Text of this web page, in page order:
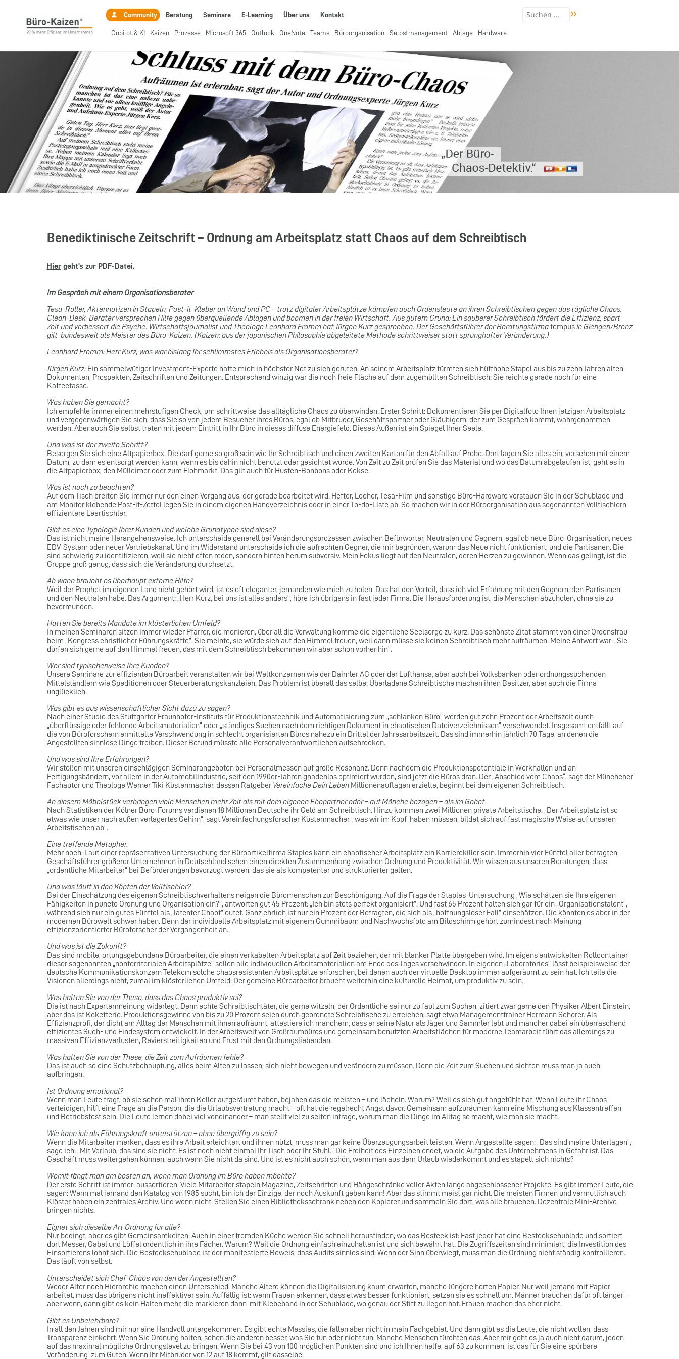
Community Beratung Seminare E-Learning Über uns Kontakt
Copilot & KI Kaizen Prozesse Microsoft 365 Outlook OneNote Teams Büroorganisation Selbstmanagement Ablage Hardware
Benediktinische Zeitschrift – Ordnung am Arbeitsplatz statt Chaos auf dem Schreibtisch
Hiergeht’s zur PDF-Datei.
Im Gespräch mit einem Organisationsberater
Tesa-Roller, Aktennotizen in Stapeln, Post-it-Kleber an Wand und PC – trotz digitaler Arbeitsplätze kämpfen auch Ordensleute an ihren Schreibtischen gegen das tägliche Chaos.
Clean-Desk-Berater versprechen Hilfe gegen überquellende Ablagen und boomen in der freien Wirtschaft. Aus gutem Grund: Ein sauberer Schreibtisch fördert die Effizienz, spart
Zeit und verbessert die Psyche. Wirtschaftsjournalist und Theologe Leonhard Fromm hat Jürgen Kurz gesprochen. Der Geschäftsführer der Beratungsfirmatempusin Giengen/Brenz
gilt bundesweit als Meister des Büro-Kaizen. (Kaizen: aus der japanischen Philosophie abgeleitete Methode schrittweiser statt sprunghafter Veränderung.)
Leonhard Fromm: Herr Kurz, was war bislang Ihr schlimmstes Erlebnis als Organisationsberater?
Jürgen Kurz: Ein sammelwütiger Investment-Experte hatte mich in höchster Not zu sich gerufen. An seinem Arbeitsplatz türmten sich hüfthohe Stapel aus bis zu zehn Jahren alten
Dokumenten, Prospekten, Zeitschriften und Zeitungen. Entsprechend winzig war die noch freie Fläche auf dem zugemüllten Schreibtisch: Sie reichte gerade noch für eine
Kaffeetasse.
Was haben Sie gemacht?
Ich empfehle immer einen mehrstufigen Check, um schrittweise das alltägliche Chaos zu überwinden. Erster Schritt: Dokumentieren Sie per Digitalfoto Ihren jetzigen Arbeitsplatz
und vergegenwärtigen Sie sich, dass Sie so von jedem Besucher ihres Büros, egal ob Mitbruder, Geschäftspartner oder Gläubigem, der zum Gespräch kommt, wahrgenommen
werden. Aber auch Sie selbst treten mit jedem Eintritt in Ihr Büro in dieses diffuse Energiefeld. Dieses Außen ist ein Spiegel Ihrer Seele.
Und was ist der zweite Schritt?
Besorgen Sie sich eine Altpapierbox. Die darf gerne so groß sein wie Ihr Schreibtisch und einen zweiten Karton für den Abfall auf Probe. Dort lagern Sie alles ein, versehen mit einem
Datum, zu dem es entsorgt werden kann, wenn es bis dahin nicht benutzt oder gesichtet wurde. Von Zeit zu Zeit prüfen Sie das Material und wo das Datum abgelaufen ist, geht es in
die Altpapierbox, den Mülleimer oder zum Flohmarkt. Das gilt auch für Husten-Bonbons oder Kekse.
Was ist noch zu beachten?
Auf dem Tisch breiten Sie immer nur den einen Vorgang aus, der gerade bearbeitet wird. Hefter, Locher, Tesa-Film und sonstige Büro-Hardware verstauen Sie in der Schublade und
am Monitor klebende Post-it-Zettel legen Sie in einem eigenen Handverzeichnis oder in einer To-do-Liste ab. So machen wir in der Büroorganisation aus sogenannten Volltischlern
effizientere Leertischler.
Gibt es eine Typologie Ihrer Kunden und welche Grundtypen sind diese?
Das ist nicht meine Herangehensweise. Ich unterscheide generell bei Veränderungsprozessen zwischen Befürworter, Neutralen und Gegnern, egal ob neue Büro-Organisation, neues
EDV-System oder neuer Vertriebskanal. Und im Widerstand unterscheide ich die aufrechten Gegner, die mir begründen, warum das Neue nicht funktioniert, und die Partisanen. Die
sind schwierig zu identifizieren, weil sie nicht offen reden, sondern hinten herum subversiv. Mein Fokus liegt auf den Neutralen, deren Herzen zu gewinnen. Wenn das gelingt, ist die
Gruppe groß genug, dass sich die Veränderung durchsetzt.
Ab wann braucht es überhaupt externe Hilfe?
Weil der Prophet im eigenen Land nicht gehört wird, ist es oft eleganter, jemanden wie mich zu holen. Das hat den Vorteil, dass ich viel Erfahrung mit den Gegnern, den Partisanen
und den Neutralen habe. Das Argument: „Herr Kurz, bei uns ist alles anders”, höre ich übrigens in fast jeder Firma. Die Herausforderung ist, die Menschen abzuholen, ohne sie zu
bevormunden.
Hatten Sie bereits Mandate im klösterlichen Umfeld?
In meinen Seminaren sitzen immer wieder Pfarrer, die monieren, über all die Verwaltung komme die eigentliche Seelsorge zu kurz. Das schönste Zitat stammt von einer Ordensfrau
beim „Kongress christlicher Führungskräfte”. Sie meinte, sie würde sich auf den Himmel freuen, weil dann müsse sie keinen Schreibtisch mehr aufräumen. Meine Antwort war: „Sie
dürfen sich gerne auf den Himmel freuen, das mit dem Schreibtisch bekommen wir aber schon vorher hin”.
Wer sind typischerweise Ihre Kunden?
Unsere Seminare zur effizienten Büroarbeit veranstalten wir bei Weltkonzernen wie der Daimler AG oder der Lufthansa, aber auch bei Volksbanken oder ordnungssuchenden
Mittelständlern wie Speditionen oder Steuerberatungskanzleien. Das Problem ist überall das selbe: Überladene Schreibtische machen ihren Besitzer, aber auch die Firma
unglücklich.
Was gibt es aus wissenschaftlicher Sicht dazu zu sagen?
Nach einer Studie des Stuttgarter Fraunhofer-Instituts für Produktionstechnik und Automatisierung zum „schlanken Büro” werden gut zehn Prozent der Arbeitszeit durch
„überflüssige oder fehlende Arbeitsmaterialien” oder „ständiges Suchen nach dem richtigen Dokument in chaotischen Dateiverzeichnissen” verschwendet. Insgesamt entfällt auf
die von Büroforschern ermittelte Verschwendung in schlecht organisierten Büros nahezu ein Drittel der Jahresarbeitszeit. Das sind immerhin jährlich 70 Tage, an denen die
Angestellten sinnlose Dinge treiben. Dieser Befund müsste alle Personalverantwortlichen aufschrecken.
Und was sind Ihre Erfahrungen?
Wir stoßen mit unseren einschlägigen Seminarangeboten bei Personalmessen auf große Resonanz. Denn nachdem die Produktionspotentiale in Werkhallen und an
Fertigungsbändern, vor allem in der Automobilindustrie, seit den 1990er-Jahren gnadenlos optimiert wurden, sind jetzt die Büros dran. Der „Abschied vom Chaos“, sagt der Münchener
Fachautor und Theologe Werner Tiki Küstenmacher, dessen Ratgeber Vereinfache Dein LebenMillionenauflagen erzielte, beginnt bei dem eigenen Schreibtisch.
An diesem Möbelstück verbringen viele Menschen mehr Zeit als mit dem eigenen Ehepartner oder – auf Mönche bezogen – als im Gebet.
Nach Statistiken der Kölner Büro-Forums verdienen 18 Millionen Deutsche ihr Geld am Schreibtisch. Hinzu kommen zwei Millionen private Arbeitstische. „Der Arbeitsplatz ist so
etwas wie unser nach außen verlagertes Gehirn”, sagt Vereinfachungsforscher Küstenmacher, „was wir im Kopf haben müssen, bildet sich auf fast magische Weise auf unseren
Arbeitstischen ab”.
Eine treffende Metapher.
Mehr noch: Laut einer repräsentativen Untersuchung der Büroartikelfirma Staples kann ein chaotischer Arbeitsplatz ein Karrierekiller sein. Immerhin vier Fünftel aller befragten
Geschäftsführer größerer Unternehmen in Deutschland sehen einen direkten Zusammenhang zwischen Ordnung und Produktivität. Wir wissen aus unseren Beratungen, dass
„ordentliche Mitarbeiter” bei Beförderungen bevorzugt werden, das sie als kompetenter und strukturierter gelten.
Und was läuft in den Köpfen der Volltischler?
Bei der Einschätzung des eigenen Schreibtischverhaltens neigen die Büromenschen zur Beschönigung. Auf die Frage der Staples-Untersuchung „Wie schätzen sie Ihre eigenen
Fähigkeiten in puncto Ordnung und Organisation ein?”, antworten gut 45 Prozent: „Ich bin stets perfekt organisiert”. Und fast 65 Prozent halten sich gar für ein „Organisationstalent”,
während sich nur ein gutes Fünftel als „latenter Chaot” outet. Ganz ehrlich ist nur ein Prozent der Befragten, die sich als „hoffnungsloser Fall” einschätzen. Die könnten es aber in der
modernen Bürowelt schwer haben. Denn der individuelle Arbeitsplatz mit eigenem Gummibaum und Nachwuchsfoto am Bildschirm gehört zumindest nach Meinung
effizienzorientierter Büroforscher der Vergangenheit an.
Und was ist die Zukunft?
Das sind mobile, ortungsgebundene Büroarbeiter, die einen verkabelten Arbeitsplatz auf Zeit beziehen, der mit blanker Platte übergeben wird. Im eigens entwickelten Rollcontainer
dieser sogenannten „nonterritorialen Arbeitsplätze” sollen alle individuellen Arbeitsmaterialien am Ende des Tages verschwinden. In eigenen „Laboratories” lässt beispielsweise der
deutsche Kommunikationskonzern Telekom solche chaosresistenten Arbeitsplätze erforschen, bei denen auch der virtuelle Desktop immer aufgeräumt zu sein hat. Ich teile die
Visionen allerdings nicht, zumal im klösterlichen Umfeld: Der gemeine Büroarbeiter braucht weiterhin eine kulturelle Heimat, um produktiv zu sein.
Was halten Sie von der These, dass das Chaos produktiv sei?
Die ist nach Expertenmeinung widerlegt. Denn echte Schreibtischtäter, die gerne witzeln, der Ordentliche sei nur zu faul zum Suchen, zitiert zwar gerne den Physiker Albert Einstein,
aber das ist Koketterie. Produktionsgewinne von bis zu 20 Prozent seien durch geordnete Schreibtische zu erreichen, sagt etwa Managementtrainer Hermann Scherer. Als
Effizienzprofi, der dicht am Alltag der Menschen mit ihnen aufräumt, attestiere ich manchem, dass er seine Natur als Jäger und Sammler lebt und mancher dabei ein überraschend
effizientes Such- und Findesystem entwickelt. In der Arbeitswelt von Großraumbüros und gemeinsam benutzten Arbeitsflächen für moderne Teamarbeit führt das allerdings zu
massiven Effizienzverlusten, Revierstreitigkeiten und Frust mit den Ordnungsliebenden.
Was halten Sie von der These, die Zeit zum Aufräumen fehle?
Das ist auch so eine Schutzbehauptung, alles beim Alten zu lassen, sich nicht bewegen und verändern zu müssen. Denn die Zeit zum Suchen und sichten muss man ja auch
aufbringen.
Ist Ordnung emotional?
Wenn man Leute fragt, ob sie schon mal ihren Keller aufgeräumt haben, bejahen das die meisten – und lächeln. Warum? Weil es sich gut angefühlt hat. Wenn Leute ihr Chaos
verteidigen, hilft eine Frage an die Person, die die Urlaubsvertretung macht – oft hat die regelrecht Angst davor. Gemeinsam aufzuräumen kann eine Mischung aus Klassentreffen
und Betriebsfest sein. Die Leute lernen dabei viel voneinander – man stellt viel zu selten infrage, warum man die Dinge im Alltag so macht, wie man sie macht.
Wie kann ich als Führungskraft unterstützen – ohne übergriffig zu sein?
Wenn die Mitarbeiter merken, dass es ihre Arbeit erleichtert und ihnen nützt, muss man gar keine Überzeugungsarbeit leisten. Wenn Angestellte sagen: „Das sind meine Unterlagen”,
sage ich: „Mit Verlaub, das sind sie nicht. Es ist noch nicht einmal Ihr Tisch oder Ihr Stuhl.“ Die Freiheit des Einzelnen endet, wo die Aufgabe des Unternehmens in Gefahr ist. Das
Geschäft muss weitergehen können, auch wenn Sie nicht da sind. Und ist es nicht auch schön, wenn man aus dem Urlaub wiederkommt und es stapelt sich nichts?
Womit fängt man am besten an, wenn man Ordnung im Büro haben möchte?
Der erste Schritt ist immer: aussortieren. Viele Mitarbeiter stapeln Magazine, Zeitschriften und Hängeschränke voller Akten lange abgeschlossener Projekte. Es gibt immer Leute, die
sagen: Wenn mal jemand den Katalog von 1985 sucht, bin ich der Einzige, der noch Auskunft geben kann! Aber das stimmt meist gar nicht. Die meisten Firmen und vermutlich auch
Klöster haben ein zentrales Archiv. Und wenn nicht: Stellen Sie einen Bibliotheksschrank neben den Kopierer und sammeln Sie dort, was alle brauchen. Dezentrale Mini-Archive
bringen nichts.
Eignet sich dieselbe Art Ordnung für alle?
Nur bedingt, aber es gibt Gemeinsamkeiten. Auch in einer fremden Küche werden Sie schnell herausfinden, wo das Besteck ist: Fast jeder hat eine Besteckschublade und sortiert
dort Messer, Gabel und Löffel ordentlich in ihre Fächer. Warum? Weil die Ordnung einfach einzuhalten ist und sich bewährt hat. Die Zugriffszeiten sind minimiert, die Investition des
Einsortierens lohnt sich. Die Besteckschublade ist der manifestierte Beweis, dass Audits sinnlos sind: Wenn der Sinn überwiegt, muss man die Ordnung nicht ständig kontrollieren.
Das läuft von selbst.
Unterscheidet sich Chef-Chaos von den der Angestellten?
Weder Alter noch Hierarchie machen einen Unterschied. Manche Ältere können die Digitalisierung kaum erwarten, manche Jüngere horten Papier. Nur weil jemand mit Papier
arbeitet, muss das übrigens nicht ineffektiver sein. Auffällig ist: wenn Frauen erkennen, dass etwas besser funktioniert, setzen sie es schnell um. Männer brauchen dafür oft länger –
aber wenn, dann gibt es kein Halten mehr, die markieren dann mit Klebeband in der Schublade, wo genau der Stift zu liegen hat. Frauen machen das eher nicht.
Gibt es Unbelehrbare?
In all den Jahren sind mir nur eine Handvoll untergekommen. Es gibt echte Messies, die fallen aber nicht in mein Fachgebiet. Und dann gibt es die Leute, die nicht wollen, dass
Transparenz einkehrt. Wenn Sie Ordnung halten, sehen die anderen besser, was Sie tun oder nicht tun. Manche Menschen fürchten das. Aber mir geht es ja auch nicht darum, jeden
auf das maximal mögliche Ordnungslevel zu bringen. Wenn Sie bei 43 von 100 möglichen Punkten sind und ich Ihnen helfe, auf 63 zu kommen, ist das für Sie eine spürbare
Veränderung zum Guten. Wenn Ihr Mitbruder von 12 auf 18 kommt, gilt dasselbe.